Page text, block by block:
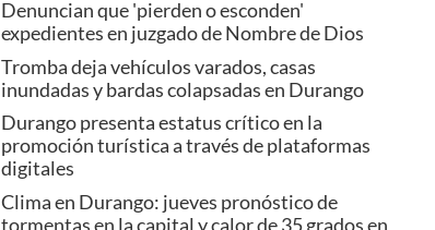
Denuncian que 'pierden o esconden'
expedientes en juzgado de Nombre de Dios
Tromba deja vehículos varados, casas
inundadas y bardas colapsadas en Durango
Durango presenta estatus crítico en la
promoción turística a través de plataformas
digitales
Clima en Durango: jueves pronóstico de
tormentas en la capital y calor de 35 grados en